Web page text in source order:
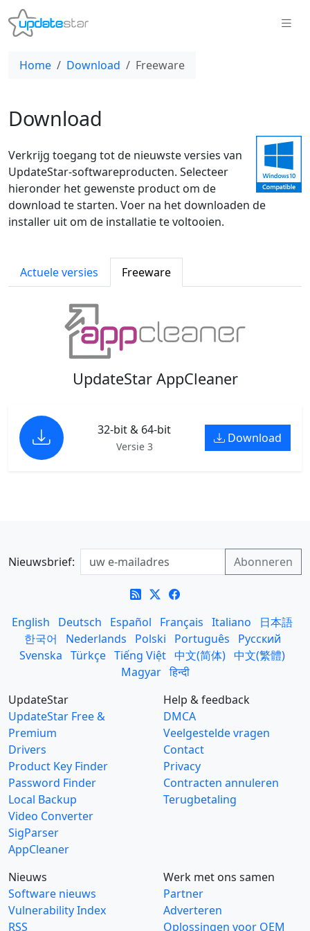
Home Download Freeware
Download
Verkrijg toegang tot de nieuwste versies van
UpdateStar-softwareproducten. Selecteer
hieronder het gewenste product om de
download te starten. Voer na het downloaden de
installer uit om de installatie te voltooien.
Actuele versies Freeware
UpdateStar AppCleaner
32-bit & 64-bit
Versie 3
Download
Nieuwsbrief:
English Deutsch Español Français Italiano
日本語
한국어
Nederlands Polski Português
Русский
Svenska Türkçe Tiếng Việt 中文(简体) 中文(繁體)
Magyar हिन्दी
UpdateStar
UpdateStar Free &
Premium
Drivers
Product Key Finder
Password Finder
Local Backup
Video Converter
SigParser
AppCleaner
Help & feedback
DMCA
Veelgestelde vragen
Contact
Privacy
Contracten annuleren
Terugbetaling
Nieuws
Software nieuws
Vulnerability Index
RSS
Werk met ons samen
Partner
Adverteren
Oplossingen voor OEM